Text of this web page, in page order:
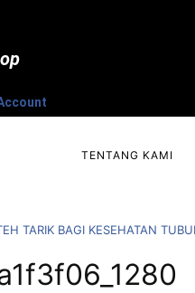
TENTANG KAMI
TARIK BAGI KESEHATAN